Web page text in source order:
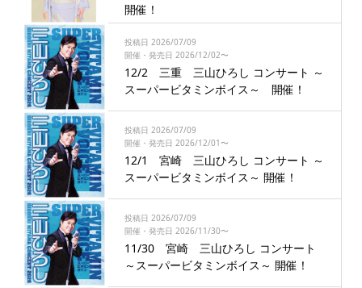
開催！
投稿日 2026/07/09
開催・発売日 2026/12/02〜
12/2 三重 三山ひろし コンサート ～
スーパービタミンボイス～ 開催！
投稿日 2026/07/09
開催・発売日 2026/12/01〜
12/1 宮崎 三山ひろし コンサート ～
スーパービタミンボイス～ 開催！
投稿日 2026/07/09
開催・発売日 2026/11/30〜
11/30 宮崎 三山ひろし コンサート
～スーパービタミンボイス～ 開催！